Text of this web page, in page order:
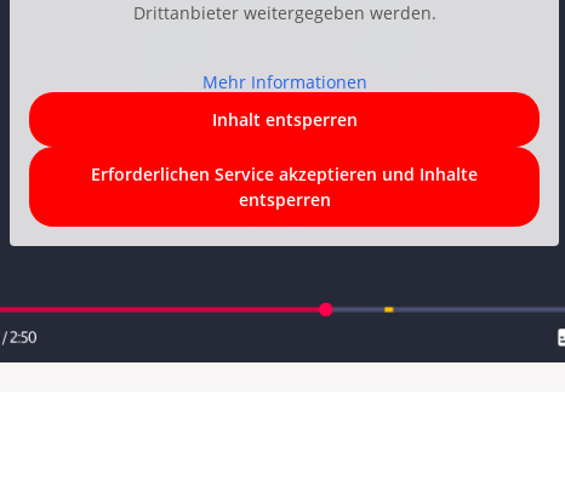
Drittanbieter weitergegeben werden.
Mehr Informationen
Inhalt entsperren
Erforderlichen Service akzeptieren und Inhalte
entsperren